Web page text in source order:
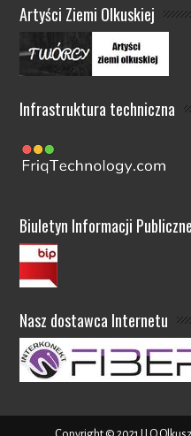
Artyści Ziemi Olkuskiej
Infrastruktura techniczna
Biuletyn Informacji
Nasz dostawca Internetu